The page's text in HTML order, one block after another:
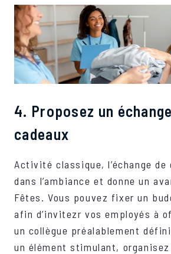
4. Proposez un
cadeaux
Activité classique, l’échange de
dans l’ambiance et donne un
Fêtes. Vous pouvez fixer un
afin d’invitezr vos employés à
un collègue préalablement
un élément stimulant, organisez